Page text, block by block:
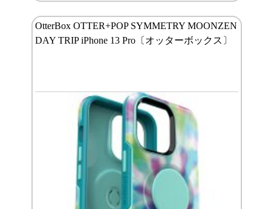
OtterBox OTTER+POP SYMMETRY MOONZEN
DAY TRIP iPhone 13 Pro〔オッターボックス〕